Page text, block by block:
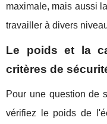
maximale, mais aussi
travailler à divers
Le poids et la
critères de
Pour une question de
vérifiez le poids de